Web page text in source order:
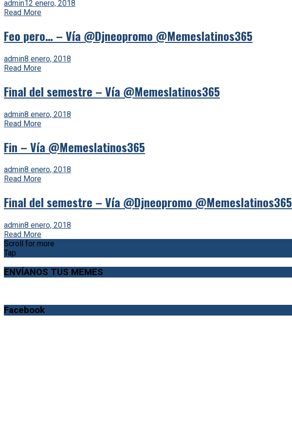
admin12 enero, 2018
Read More
Feo pero… – Vía @Djneopromo @Memeslatinos365
admin8 enero, 2018
Read More
Final del semestre – Vía @Memeslatinos365
admin8 enero, 2018
Read More
Fin – Vía @Memeslatinos365
admin8 enero, 2018
Read More
Final del semestre – Vía @Djneopromo @Memeslatinos365
admin8 enero, 2018
Read More
Scroll for more
Tap
ENVÍANOS TUS MEMES
Facebook